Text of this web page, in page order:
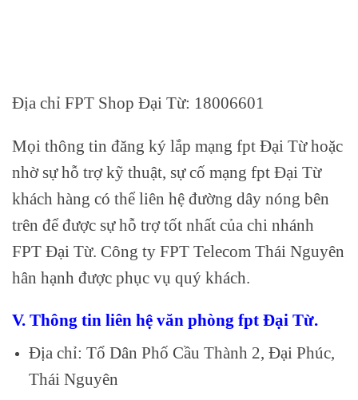
Địa chỉ FPT Shop Đại Từ: 18006601
Mọi thông tin đăng ký lắp mạng fpt Đại Từ hoặc
nhờ sự hỗ trợ kỹ thuật, sự cố mạng fpt Đại Từ
khách hàng có thể liên hệ đường dây nóng bên
trên để được sự hỗ trợ tốt nhất của chi nhánh
FPT Đại Từ. Công ty FPT Telecom Thái Nguyên
hân hạnh được phục vụ quý khách.
V. Thông tin liên hệ văn phòng fpt Đại Từ.
Địa chỉ: Tổ Dân Phố Cầu Thành 2, Đại Phúc,
Thái Nguyên